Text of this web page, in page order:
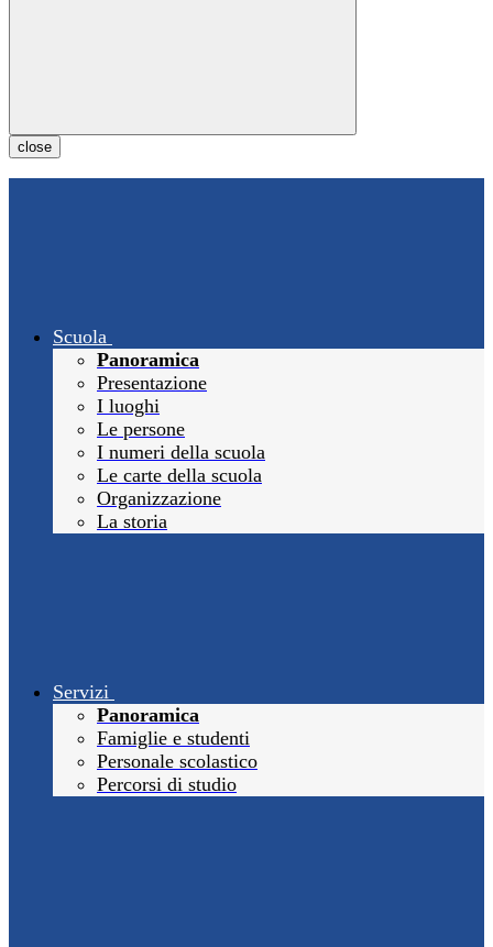
close
Scuola
Panoramica
Presentazione
I luoghi
Le persone
I numeri della scuola
Le carte della scuola
Organizzazione
La storia
Servizi
Panoramica
Famiglie e studenti
Personale scolastico
Percorsi di studio